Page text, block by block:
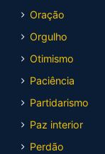
Oração
Orgulho
Otimismo
Paciência
Partidarismo
Paz interior
Perdão